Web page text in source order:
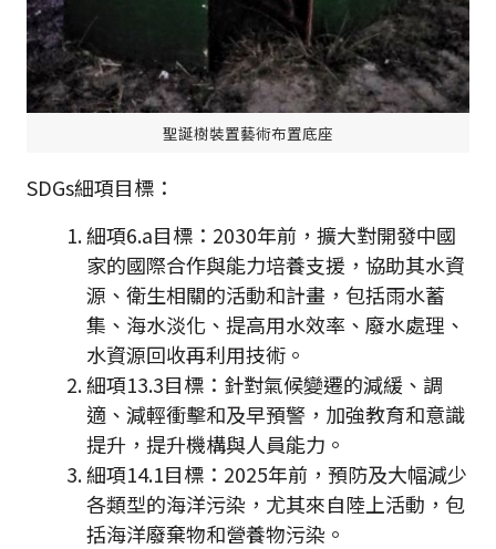
聖誕樹裝置藝術布置底座
SDGs細項目標：
細項6.a目標：2030年前，擴大對開發中國
家的國際合作與能力培養支援，協助其水資
源、衛生相關的活動和計畫，包括雨水蓄
集、海水淡化、提高用水效率、廢水處理、
水資源回收再利用技術。
細項13.3目標：針對氣候變遷的減緩、調
適、減輕衝擊和及早預警，加強教育和意識
提升，提升機構與人員能力。
細項14.1目標：2025年前，預防及大幅減少
各類型的海洋污染，尤其來自陸上活動，包
括海洋廢棄物和營養物污染。